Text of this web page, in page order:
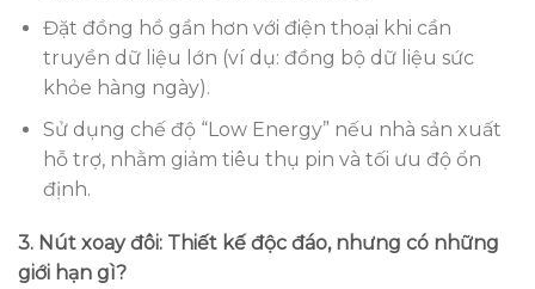
Đặt đồng hồ gần hơn với điện thoại khi cần
truyền dữ liệu lớn (ví dụ: đồng bộ dữ liệu sức
khỏe hàng ngày).
Sử dụng chế độ “Low Energy” nếu nhà sản xuất
hỗ trợ, nhằm giảm tiêu thụ pin và tối ưu độ ổn
định.
3. Nút xoay đôi: Thiết kế độc đáo, nhưng có những
giới hạn gì?